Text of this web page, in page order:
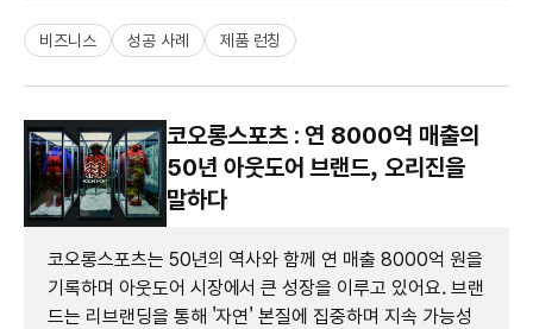
비즈니스 성공 사례 제품 런칭
코오롱스포츠 : 연 8000억 매출의
50년 아웃도어 브랜드, 오리진을
말하다
코오롱스포츠는 50년의 역사와 함께 연 매출 8000억 원을
기록하며 아웃도어 시장에서 큰 성장을 이루고 있어요. 브랜
드는 리브랜딩을 통해 '자연' 본질에 집중하며 지속 가능성